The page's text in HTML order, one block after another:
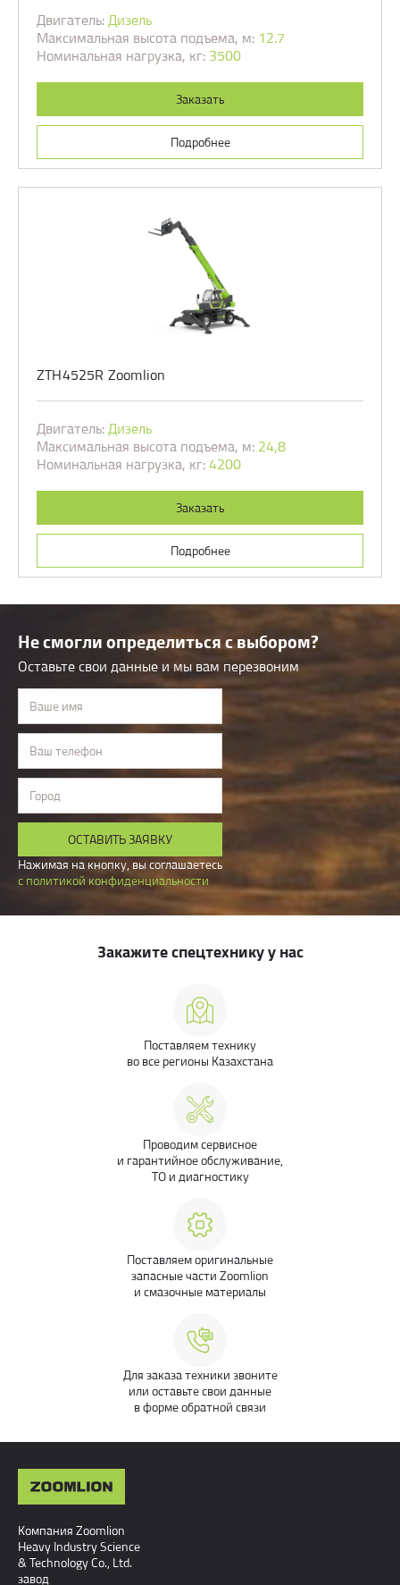
Двигатель:Дизель
Максимальная высота подъема, м: 12.7
Номинальная нагрузка, кг: 3500
Заказать
Подробнее
ZTH4525R Zoomlion
Двигатель:Дизель
Максимальная высота подъема, м: 24,8
Номинальная нагрузка, кг:4200
Заказать
Подробнее
Не смогли определиться с выбором?
Оставьте свои данные и мы вам перезвоним
Ваше имя
Ваш телефон
Город
ОСТАВИТЬ ЗАЯВКУ
Нажимая на кнопку, вы соглашаетесь
с политикой конфиденциальности
Закажите спецтехнику у нас
Поставляем технику
во все регионы Казахстана
Проводим сервисное
и гарантийное обслуживание,
ТО и диагностику
Поставляем оригинальные
запасные части Zoomlion
и смазочные материалы
Для заказа техники звоните
или оставьте свои данные
в форме обратной связи
Компания Zoomlion
Heavy Industry Science
& Technology Co., Ltd.
завод